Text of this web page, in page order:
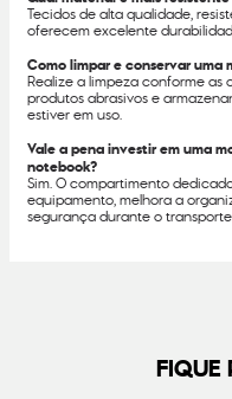
Tecidos de alta qualidade,
oferecem excelente
Como limpar e conservar uma
Realize a limpeza conforme
produtos abrasivos e
estiver em uso.
Vale a pena investir em uma
notebook?
Sim. O compartimento
equipamento, melhora a
segurança durante o
FIQUE